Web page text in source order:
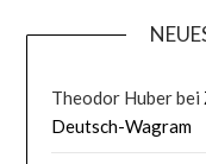
Theodor Huberbei
Deutsch-Wagram